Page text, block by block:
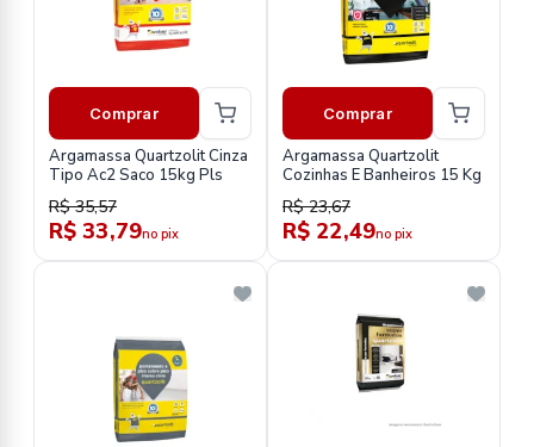
Comprar
Argamassa Quartzolit Cinza
Tipo Ac2 Saco 15kg Pls
R$ 35,57
R$ 33,79no pix
Comprar
Argamassa Quartzolit
Cozinhas E Banheiros 15 Kg
R$ 23,67
R$ 22,49no pix